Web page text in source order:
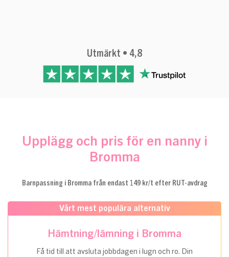
Utmärkt • 4,8
Upplägg och pris för en nanny i
Bromma
Barnpassning i Bromma från endast 149 kr/t efter RUT-avdrag
Vårt mest populära alternativ
Hämtning/lämning i Bromma
Få tid till att avsluta jobbdagen i lugn och ro. Din